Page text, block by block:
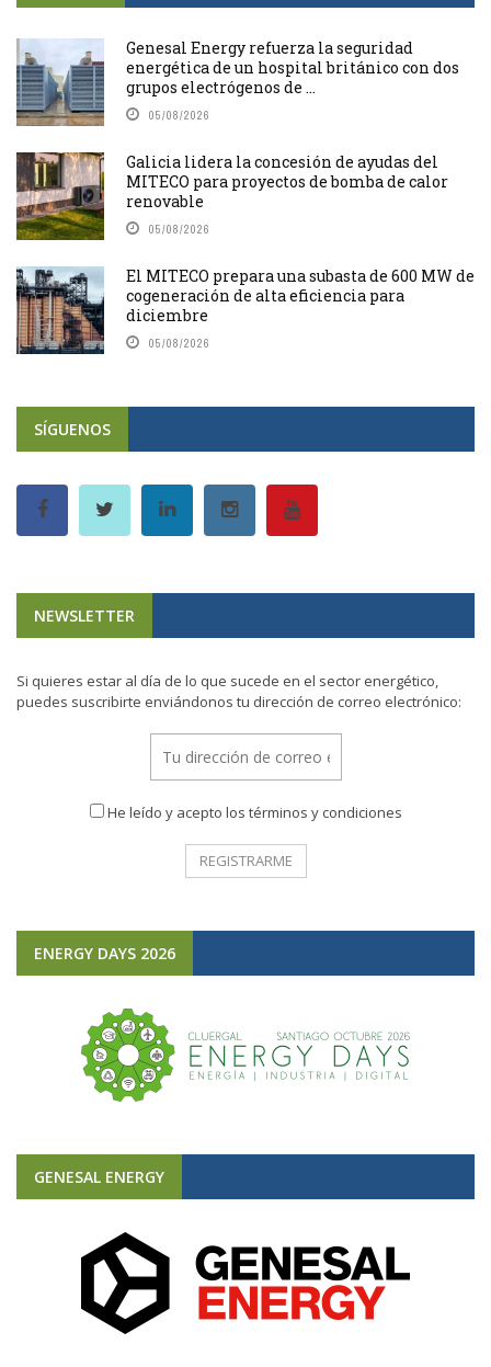
Genesal Energy refuerza la seguridad
energética de un hospital británico con dos
grupos electrógenos de ...
05/08/2026
Galicia lidera la concesión de ayudas del
MITECO para proyectos de bomba de calor
renovable
05/08/2026
El MITECO prepara una subasta de 600 MW de
cogeneración de alta eficiencia para
diciembre
05/08/2026
SÍGUENOS
NEWSLETTER
Si quieres estar al día de lo que sucede en el sector energético,
puedes suscribirte enviándonos tu dirección de correo electrónico:
He leído y acepto los términos y condiciones
ENERGY DAYS 2026
GENESAL ENERGY